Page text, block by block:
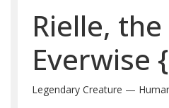
Rielle, the
Everwise
Legendary Creature —